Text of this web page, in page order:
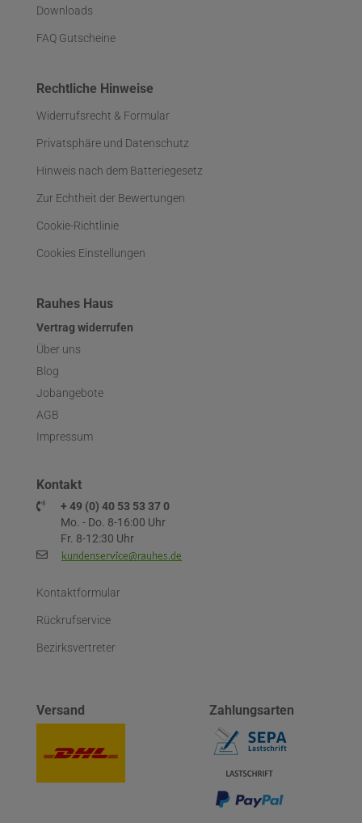
Downloads
FAQ Gutscheine
Rechtliche Hinweise
Widerrufsrecht & Formular
Privatsphäre und Datenschutz
Hinweis nach dem Batteriegesetz
Zur Echtheit der Bewertungen
Cookie-Richtlinie
Cookies Einstellungen
Rauhes Haus
Vertrag widerrufen
Über uns
Blog
Jobangebote
AGB
Impressum
Kontakt
+ 49 (0) 40 53 53 37 0
Mo. - Do. 8-16:00 Uhr
Fr. 8-12:30 Uhr
Kontaktformular
Rückrufservice
Bezirksvertreter
Versand Zahlungsarten